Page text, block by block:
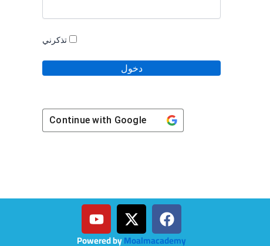
تذكرني
Continue with Google
F
a
c
X
-
t
Y
o
u
Powered byMoalmacademy